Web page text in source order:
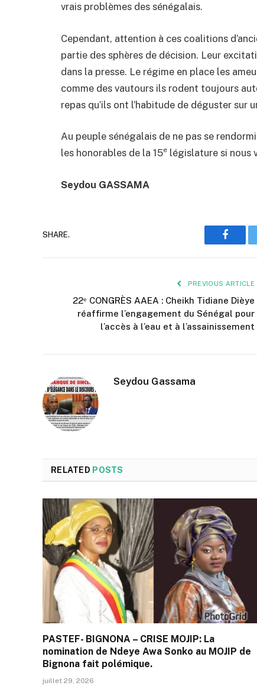
vrais problèmes des sénégalais.
Cependant, attention à ces coalitions
partie des sphères de décision. Leur
dans la presse. Le régime en place les
comme des vautours ils rodent toujours
repas qu’ils ont l’habitude de déguster sur
Au peuple sénégalais de ne pas se
les honorables de la 15e législature si nous
Seydou GASSAMA
SHARE.
PREVIOUS ARTICLE
22ᵉ CONGRÈS AAEA : Cheikh Tidiane Dièye
réaffirme l’engagement du Sénégal pour
l’accès à l’eau et à l’assainissement
Seydou Gassama
RELATED POSTS
PASTEF- BIGNONA – CRISE MOJIP: La
nomination de Ndeye Awa Sonko au MOJIP de
Bignona fait polémique.
juillet 29, 2026